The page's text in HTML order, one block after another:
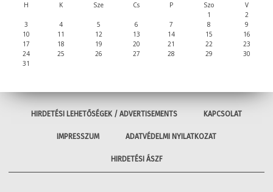
H K Sze Cs P Szo
V
1
2
3
4 5 6 7 8
9
10
11 12 13 14 15
16
17
18 19 20 21 22
23
24
25 26 27 28 29
30
31
HIRDETÉSI LEHETŐSÉGEK / ADVERTISEMENTS KAPCSOLAT
IMPRESSZUM ADATVÉDELMI NYILATKOZAT
HIRDETÉSI ÁSZF